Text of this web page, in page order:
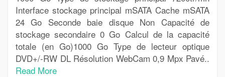
Interface stockage principal mSATA Cache mSATA
24 Go Seconde baie disque Non Capacité de
stockage secondaire 0 Go Calcul de la capacité
totale (en Go)1000 Go Type de lecteur optique
DVD+/-RW DL Résolution WebCam 0,9 Mpx Pavé..
Read More